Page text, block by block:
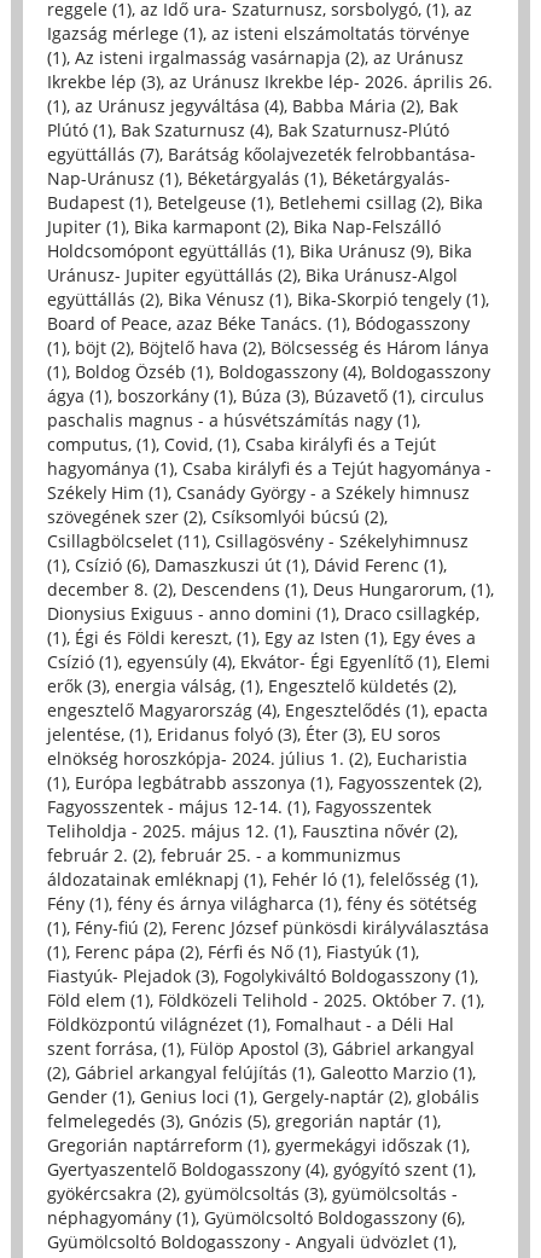
reggele (1), az Idő ura- Szaturnusz, sorsbolygó, (1), az
Igazság mérlege (1), az isteni elszámoltatás törvénye
(1), Az isteni irgalmasság vasárnapja (2), az Uránusz
Ikrekbe lép (3), az Uránusz Ikrekbe lép- 2026. április 26.
(1), az Uránusz jegyváltása (4), Babba Mária (2), Bak
Plútó (1), Bak Szaturnusz (4), Bak Szaturnusz-Plútó
együttállás (7), Barátság kőolajvezeték felrobbantása-
Nap-Uránusz (1), Béketárgyalás (1), Béketárgyalás-
Budapest (1), Betelgeuse (1), Betlehemi csillag (2), Bika
Jupiter (1), Bika karmapont (2), Bika Nap-Felszálló
Holdcsomópont együttállás (1), Bika Uránusz (9), Bika
Uránusz- Jupiter együttállás (2), Bika Uránusz-Algol
együttállás (2), Bika Vénusz (1), Bika-Skorpió tengely (1),
Board of Peace, azaz Béke Tanács. (1), Bódogasszony
(1), böjt (2), Böjtelő hava (2), Bölcsesség és Három lánya
(1), Boldog Özséb (1), Boldogasszony (4), Boldogasszony
ágya (1), boszorkány (1), Búza (3), Búzavető (1), circulus
paschalis magnus - a húsvétszámítás nagy (1),
computus, (1), Covid, (1), Csaba királyfi és a Tejút
hagyománya (1), Csaba királyfi és a Tejút hagyománya -
Székely Him (1), Csanády György - a Székely himnusz
szövegének szer (2), Csíksomlyói búcsú (2),
Csillagbölcselet (11), Csillagösvény - Székelyhimnusz
(1), Csízió (6), Damaszkuszi út (1), Dávid Ferenc (1),
december 8. (2), Descendens (1), Deus Hungarorum, (1),
Dionysius Exiguus - anno domini (1), Draco csillagkép,
(1), Égi és Földi kereszt, (1), Egy az Isten (1), Egy éves a
Csízió (1), egyensúly (4), Ekvátor- Égi Egyenlítő (1), Elemi
erők (3), energia válság, (1), Engesztelő küldetés (2),
engesztelő Magyarország (4), Engesztelődés (1), epacta
jelentése, (1), Eridanus folyó (3), Éter (3), EU soros
elnökség horoszkópja- 2024. július 1. (2), Eucharistia
(1), Európa legbátrabb asszonya (1), Fagyosszentek (2),
Fagyosszentek - május 12-14. (1), Fagyosszentek
Teliholdja - 2025. május 12. (1), Fausztina nővér (2),
február 2. (2), február 25. - a kommunizmus
áldozatainak emléknapj (1), Fehér ló (1), felelősség (1),
Fény (1), fény és árnya világharca (1), fény és sötétség
(1), Fény-fiú (2), Ferenc József pünkösdi királyválasztása
(1), Ferenc pápa (2), Férfi és Nő (1), Fiastyúk (1),
Fiastyúk- Plejadok (3), Fogolykiváltó Boldogasszony (1),
Föld elem (1), Földközeli Telihold - 2025. Október 7. (1),
Földközpontú világnézet (1), Fomalhaut - a Déli Hal
szent forrása, (1), Fülöp Apostol (3), Gábriel arkangyal
(2), Gábriel arkangyal felújítás (1), Galeotto Marzio (1),
Gender (1), Genius loci (1), Gergely-naptár (2), globális
felmelegedés (3), Gnózis (5), gregorián naptár (1),
Gregorián naptárreform (1), gyermekágyi időszak (1),
Gyertyaszentelő Boldogasszony (4), gyógyító szent (1),
gyökércsakra (2), gyümölcsoltás (3), gyümölcsoltás -
néphagyomány (1), Gyümölcsoltó Boldogasszony (6),
Gyümölcsoltó Boldogasszony - Angyali üdvözlet (1),